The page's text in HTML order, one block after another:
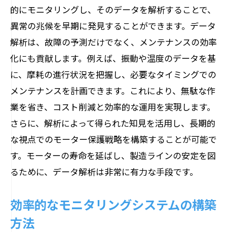
的にモニタリングし、そのデータを解析することで、
異常の兆候を早期に発見することができます。データ
解析は、故障の予測だけでなく、メンテナンスの効率
化にも貢献します。例えば、振動や温度のデータを基
に、摩耗の進行状況を把握し、必要なタイミングでの
メンテナンスを計画できます。これにより、無駄な作
業を省き、コスト削減と効率的な運用を実現します。
さらに、解析によって得られた知見を活用し、長期的
な視点でのモーター保護戦略を構築することが可能で
す。モーターの寿命を延ばし、製造ラインの安定を図
るために、データ解析は非常に有力な手段です。
効率的なモニタリングシステムの構築
方法